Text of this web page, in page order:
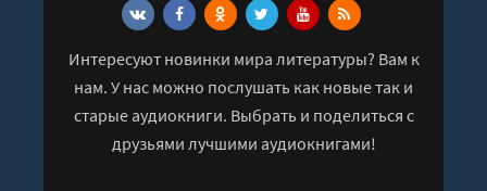
Интересуют новинки мира литературы? Вам к
нам. У нас можно послушать как новые так и
старые аудиокниги. Выбрать и поделиться с
друзьями лучшими аудиокнигами!